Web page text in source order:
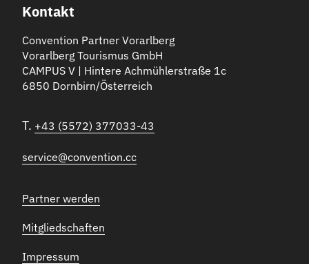
Kontakt
Convention Partner Vorarlberg
Vorarlberg Tourismus GmbH
CAMPUS V | Hintere Achmühlerstraße 1c
6850 Dornbirn/Österreich
T. +43 (5572) 377033-43
service@convention.cc
Partner werden
Mitgliedschaften
Impressum